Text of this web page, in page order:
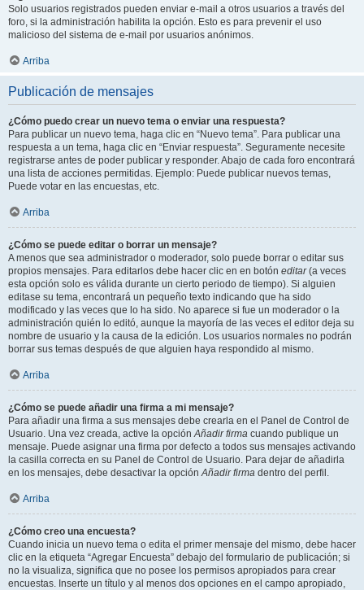
Solo usuarios registrados pueden enviar e-mail a otros usuarios a través del
foro, si la administración habilita la opción. Esto es para prevenir el uso
malicioso del sistema de e-mail por usuarios anónimos.
Arriba
Publicación de mensajes
¿Cómo puedo crear un nuevo tema o enviar una respuesta?
Para publicar un nuevo tema, haga clic en “Nuevo tema”. Para publicar una
respuesta a un tema, haga clic en “Enviar respuesta”. Seguramente necesite
registrarse antes de poder publicar y responder. Abajo de cada foro encontrará
una lista de acciones permitidas. Ejemplo: Puede publicar nuevos temas,
Puede votar en las encuestas, etc.
Arriba
¿Cómo se puede editar o borrar un mensaje?
A menos que sea administrador o moderador, solo puede borrar o editar sus
propios mensajes. Para editarlos debe hacer clic en en botón editar(a veces
esta opción solo es válida durante un cierto periodo de tiempo). Si alguien
editase su tema, encontrará un pequeño texto indicando que ha sido
modificado y las veces que lo ha sido. No aparece si fue un moderador o la
administración quién lo editó, aunque la mayoría de las veces el editor deja su
nombre de usuario y la causa de la edición. Los usuarios normales no podrán
borrar sus temas después de que alguien haya respondido al mismo.
Arriba
¿Cómo se puede añadir una firma a mi mensaje?
Para añadir una firma a sus mensajes debe crearla en el Panel de Control de
Usuario. Una vez creada, active la opciónAñadir firma cuando publique un
mensaje. Puede asignar una firma por defecto a todos sus mensajes activando
la casilla correcta en su Panel de Control de Usuario. Para dejar de añadirla
en los mensajes, debe desactivar la opciónAñadir firma dentro del perfil.
Arriba
¿Cómo creo una encuesta?
Cuando inicia un nuevo tema o edita el primer mensaje del mismo, debe hacer
clic en la etiqueta “Agregar Encuesta” debajo del formulario de publicación; si
no la visualiza, significa que no posee los permisos apropiados para crear
encuestas. Inserte un título y al menos dos opciones en el campo apropiado,